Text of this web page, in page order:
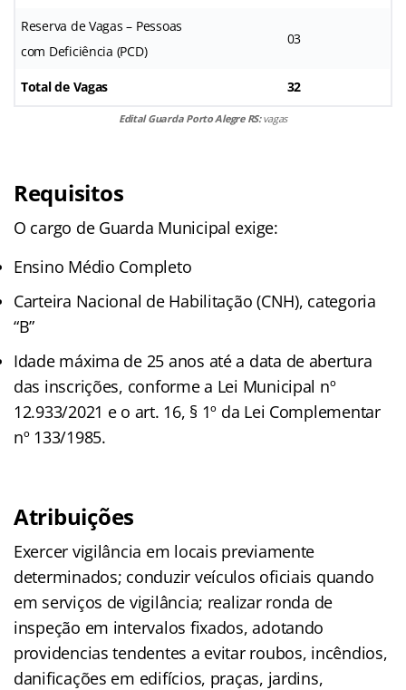
Reserva de Vagas – Pessoas
com Deficiência (PCD)
03
Total de Vagas 32
Edital Guarda Porto Alegre RS:vagas
Requisitos
O cargo de Guarda Municipal exige:
Ensino Médio Completo
Carteira Nacional de Habilitação (CNH), categoria
“B”
Idade máxima de 25 anos até a data de abertura
das inscrições, conforme a Lei Municipal nº
12.933/2021 e o art. 16, § 1º da Lei Complementar
nº 133/1985.
Atribuições
Exercer vigilância em locais previamente
determinados; conduzir veículos oficiais quando
em serviços de vigilância; realizar ronda de
inspeção em intervalos fixados, adotando
providencias tendentes a evitar roubos, incêndios,
danificações em edifícios, praças, jardins,